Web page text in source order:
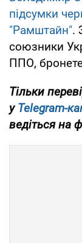
підсумки
"Рамштайн".
союзники
ППО,
Тільки
уTelegram-
ведіться на